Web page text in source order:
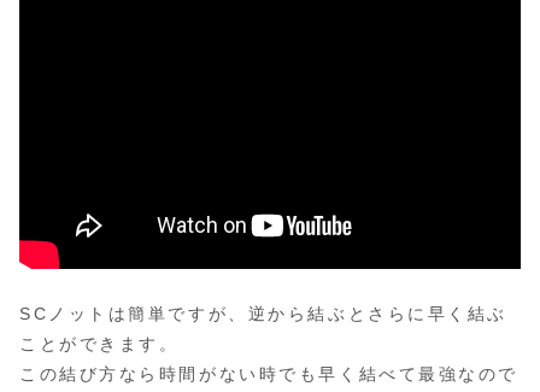
SCノットは簡単ですが、逆から結ぶとさらに早く結ぶ
ことができます。
この結び方なら時間がない時でも早く結べて最強なので